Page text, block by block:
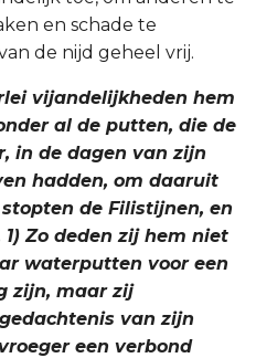
en schade te
de nijd geheel vrij.
vijandelijkheden hem
al de putten, die de
in de dagen van zijn
hadden, om daaruit
de Filistijnen, en
Zo deden zij hem niet
waterputten voor een
zijn, maar zij
van zijn
een verbond